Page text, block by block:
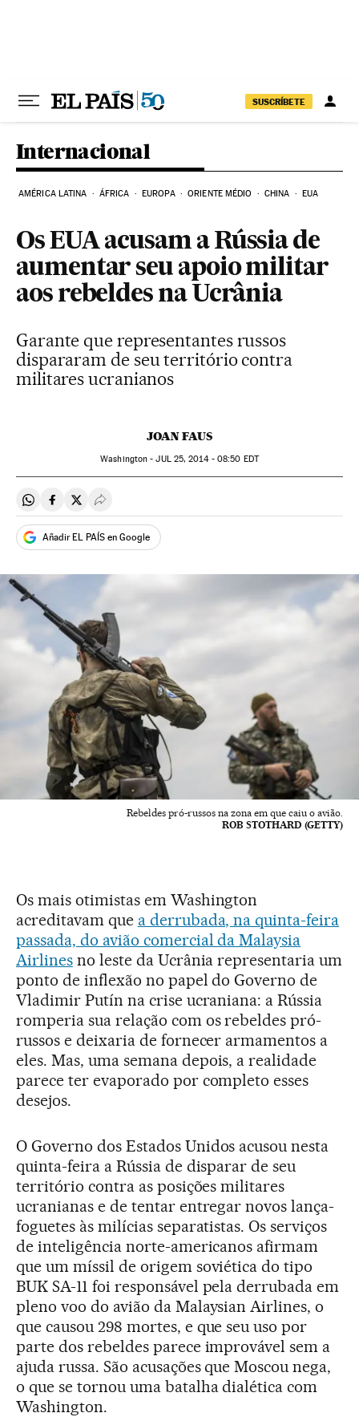
SUSCRÍBETE
Internacional
AMÉRICA LATINA ÁFRICA EUROPA ORIENTE MÉDIO CHINA EUA
Os EUA acusam a Rússia de
aumentar seu apoio militar
aos rebeldes na Ucrânia
Garante que representantes russos
dispararam de seu território contra
militares ucranianos
JOAN FAUS
Washington -JUL25, 2014 - 08:50 EDT
Compartir en Whatsapp
Compartir en Facebook
Compartir en Twitter
Desplegar Redes Sociales
Añadir EL PAÍS en Google
Rebeldes pró-russos na zona em que caiu o avião.
ROB STOTHARD (GETTY)
Os mais otimistas em Washington
acreditavam que a derrubada, na quinta-feira
passada, do avião comercial da Malaysia
Airlinesno leste da Ucrânia representaria um
ponto de inflexão no papel do Governo de
Vladimir Putín na crise ucraniana: a Rússia
romperia sua relação com os rebeldes pró-
russos e deixaria de fornecer armamentos a
eles. Mas, uma semana depois, a realidade
parece ter evaporado por completo esses
desejos.
O Governo dos Estados Unidos acusou nesta
quinta-feira a Rússia de disparar de seu
território contra as posições militares
ucranianas e de tentar entregar novos lança-
foguetes às milícias separatistas. Os serviços
de inteligência norte-americanos afirmam
que um míssil de origem soviética do tipo
BUK SA-11 foi responsável pela derrubada em
pleno voo do avião da Malaysian Airlines, o
que causou 298 mortes, e que seu uso por
parte dos rebeldes parece improvável sem a
ajuda russa. São acusações que Moscou nega,
o que se tornou uma batalha dialética com
Washington.